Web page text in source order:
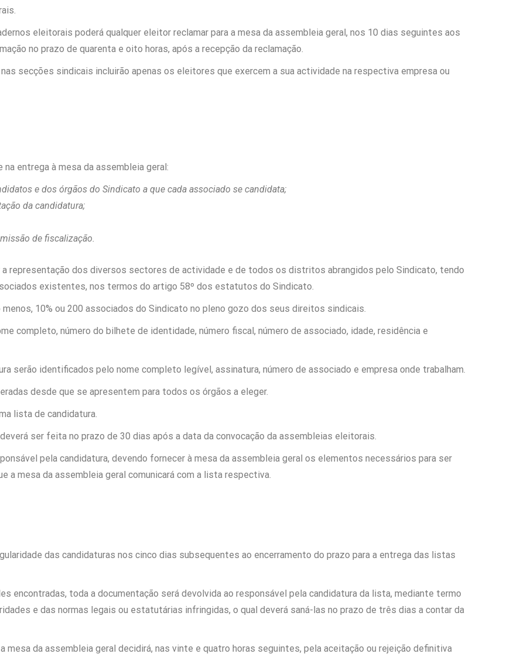
eleitorais poderá qualquer eleitor reclamar para a mesa da assembleia geral, nos 10 dias seguintes aos
no prazo de quarenta e oito horas, após a recepção da reclamação.
secções sindicais incluirão apenas os eleitores que exercem a sua actividade na respectiva empresa ou
entrega à mesa da assembleia geral:
e dos órgãos do Sindicato a que cada associado se candidata;
da candidatura;
de fiscalização.
representação dos diversos sectores de actividade e de todos os distritos abrangidos pelo Sindicato, tendo
existentes, nos termos do artigo 58º dos estatutos do Sindicato.
10% ou 200 associados do Sindicato no pleno gozo dos seus direitos sindicais.
completo, número do bilhete de identidade, número fiscal, número de associado, idade, residência e
serão identificados pelo nome completo legível, assinatura, número de associado e empresa onde trabalham.
desde que se apresentem para todos os órgãos a eleger.
lista de candidatura.
ser feita no prazo de 30 dias após a data da convocação da assembleias eleitorais.
pela candidatura, devendo fornecer à mesa da assembleia geral os elementos necessários para ser
a mesa da assembleia geral comunicará com a lista respectiva.
das candidaturas nos cinco dias subsequentes ao encerramento do prazo para a entrega das listas
encontradas, toda a documentação será devolvida ao responsável pela candidatura da lista, mediante termo
e das normas legais ou estatutárias infringidas, o qual deverá saná-las no prazo de três dias a contar da
mesa da assembleia geral decidirá, nas vinte e quatro horas seguintes, pela aceitação ou rejeição definitiva